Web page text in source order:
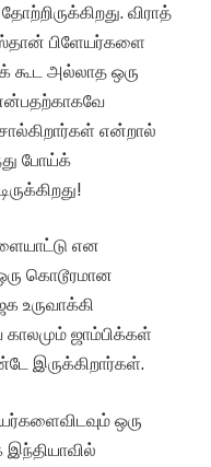
விராத்
பிளேயர்களை
கூட அல்லாத ஒரு
என்றால்
போய்க்
என
கொடூரமான
உருவாக்கி
ஜாம்பிக்கள்
இருக்கிறார்கள்.
ஒரு